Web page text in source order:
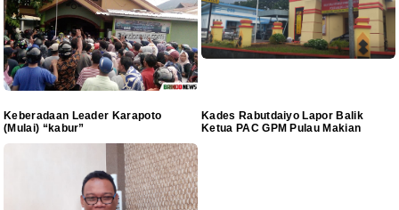
Keberadaan Leader Karapoto
(Mulai) “kabur”
Kades Rabutdaiyo Lapor Balik
Ketua PAC GPM Pulau Makian